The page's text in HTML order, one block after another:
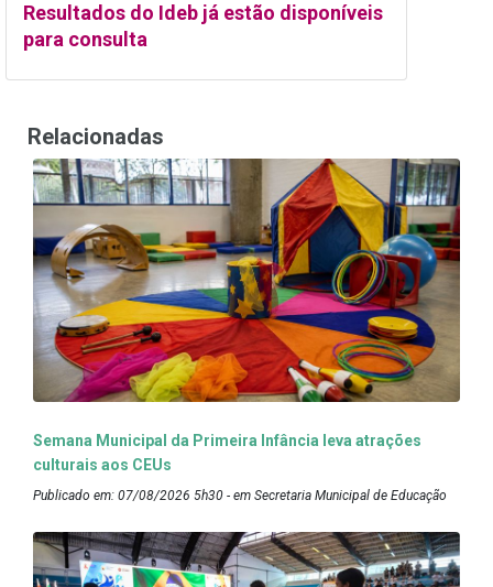
Resultados do Ideb já estão disponíveis
para consulta
Relacionadas
Semana Municipal da Primeira Infância leva atrações
culturais aos CEUs
Publicado em: 07/08/2026 5h30 - em Secretaria Municipal de Educação